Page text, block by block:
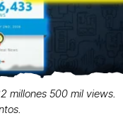
millones 500 mil views.